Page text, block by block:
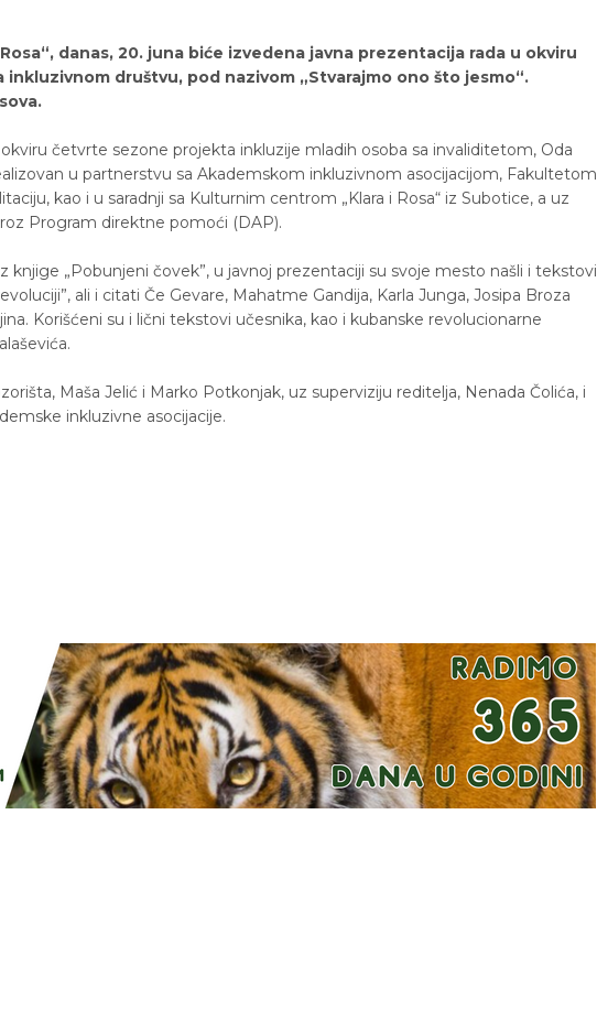
danas, 20. juna biće izvedena javna prezentacija rada u okviru
društvu, pod nazivom „Stvarajmo ono što jesmo“.
četvrte sezone projekta inkluzije mladih osoba sa invaliditetom, Oda
u partnerstvu sa Akademskom inkluzivnom asocijacijom, Fakultetom
kao i u saradnji sa Kulturnim centrom „Klara i Rosa“ iz Subotice, a uz
Program direktne pomoći (DAP).
knjige „Pobunjeni čovek”, u javnoj prezentaciji su svoje mesto našli i tekstovi
ali i citati Če Gevare, Mahatme Gandija, Karla Junga, Josipa Broza
Korišćeni su i lični tekstovi učesnika, kao i kubanske revolucionarne
Maša Jelić i Marko Potkonjak, uz superviziju reditelja, Nenada Čolića, i
inkluzivne asocijacije.